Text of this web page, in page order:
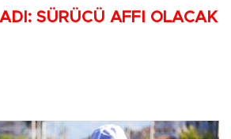
SÜRÜCÜ AFFI OLACAK